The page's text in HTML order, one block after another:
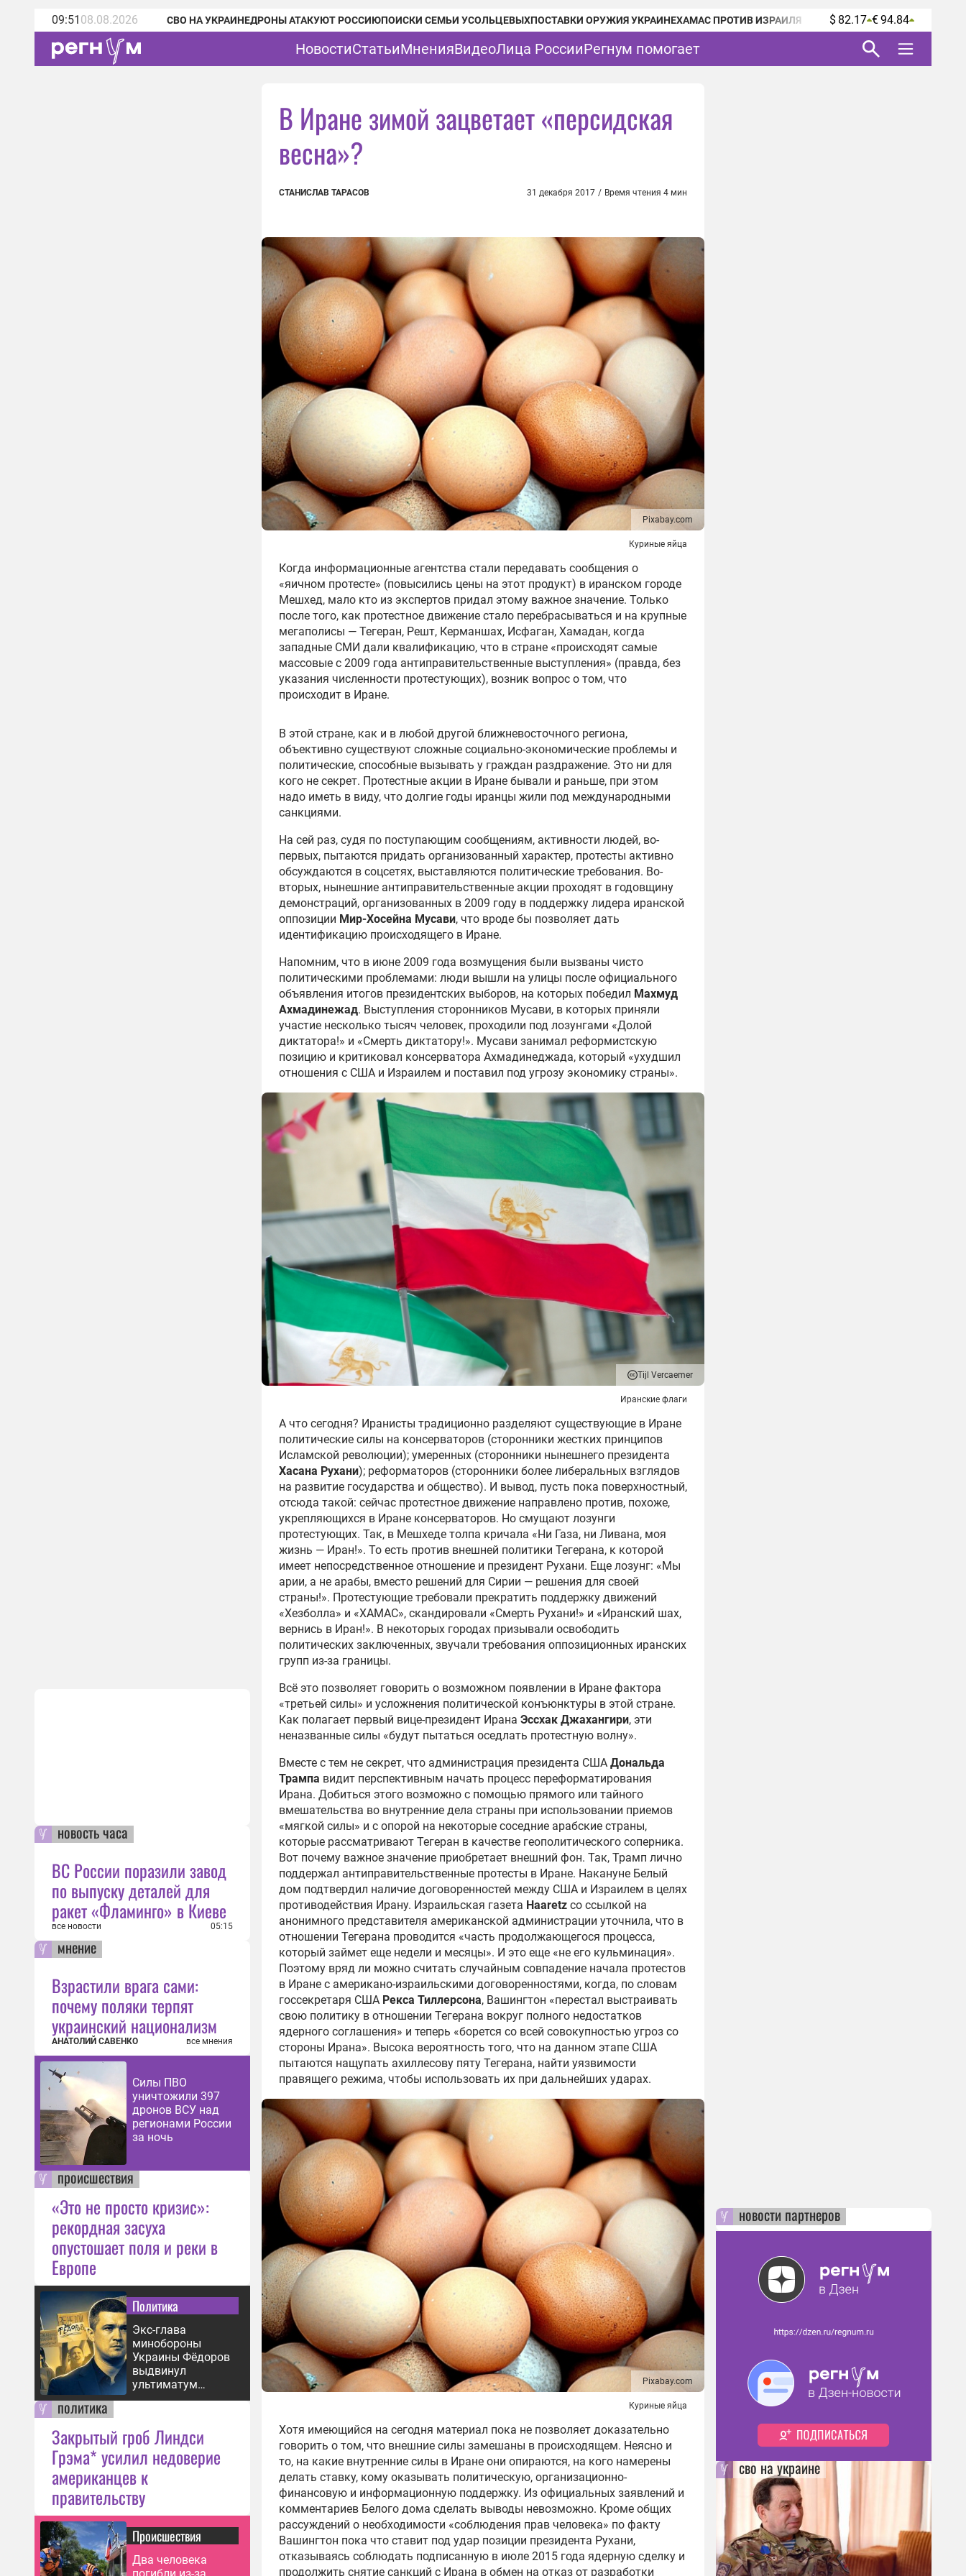
09:51 08.08.2026 СВО НА УКРАИНЕДРОНЫ АТАКУЮТ РОССИЮПОИСКИ СЕМЬИ УСОЛЬЦЕВЫХПОСТАВКИ ОРУЖИЯ УКРАИНЕХАМАС ПРОТИВ ИЗРАИЛЯ $ 82.17 € 94.84
НовостиСтатьиМненияВидеоЛица РоссииРегнум помогает
новость часа
ВС России поразили завод
по выпуску деталей для
ракет «Фламинго» в Киеве
все новости 05:15
мнение
Взрастили врага сами:
почему поляки терпят
украинский национализм
АНАТОЛИЙ САВЕНКО все мнения
Силы ПВО
уничтожили 397
дронов ВСУ над
регионами России
за ночь
происшествия
«Это не просто кризис»:
рекордная засуха
опустошает поля и реки в
Европе
Политика
Экс-глава
минобороны
Украины Фёдоров
выдвинул
ультиматум
Зеленскому
политика
Закрытый гроб Линдси
Грэма* усилил недоверие
американцев к
правительству
Происшествия
Два человека
В Иране зимой зацветает «персидская
весна»?
СТАНИСЛАВ ТАРАСОВ 31 декабря 2017 / Время чтения 4 мин
Pixabay.com
Куриные яйца
Когда информационные агентства стали передавать сообщения о
«яичном протесте» (повысились цены на этот продукт) в иранском городе
Мешхед, мало кто из экспертов придал этому важное значение. Только
после того, как протестное движение стало перебрасываться и на крупные
мегаполисы — Тегеран, Решт, Керманшах, Исфаган, Хамадан, когда
западные СМИ дали квалификацию, что в стране «происходят самые
массовые с 2009 года антиправительственные выступления» (правда, без
указания численности протестующих), возник вопрос о том, что
происходит в Иране.
В этой стране, как и в любой другой ближневосточного региона,
объективно существуют сложные социально-экономические проблемы и
политические, способные вызывать у граждан раздражение. Это ни для
кого не секрет. Протестные акции в Иране бывали и раньше, при этом
надо иметь в виду, что долгие годы иранцы жили под международными
санкциями.
На сей раз, судя по поступающим сообщениям, активности людей, во-
первых, пытаются придать организованный характер, протесты активно
обсуждаются в соцсетях, выставляются политические требования. Во-
вторых, нынешние антиправительственные акции проходят в годовщину
демонстраций, организованных в 2009 году в поддержку лидера иранской
оппозиции Мир-Хосейна Мусави, что вроде бы позволяет дать
идентификацию происходящего в Иране.
Напомним, что в июне 2009 года возмущения были вызваны чисто
политическими проблемами: люди вышли на улицы после официального
объявления итогов президентских выборов, на которых победил Махмуд
Ахмадинежад. Выступления сторонников Мусави, в которых приняли
участие несколько тысяч человек, проходили под лозунгами «Долой
диктатора!» и «Смерть диктатору!». Мусави занимал реформистскую
позицию и критиковал консерватора Ахмадинеджада, который «ухудшил
отношения с США и Израилем и поставил под угрозу экономику страны».
Tijl Vercaemer
Иранские флаги
А что сегодня? Иранисты традиционно разделяют существующие в Иране
политические силы на консерваторов (сторонники жестких принципов
Исламской революции); умеренных (сторонники нынешнего президента
Хасана Рухани); реформаторов (сторонники более либеральных взглядов
на развитие государства и общество). И вывод, пусть пока поверхностный,
отсюда такой: сейчас протестное движение направлено против, похоже,
укрепляющихся в Иране консерваторов. Но смущают лозунги
протестующих. Так, в Мешхеде толпа кричала «Ни Газа, ни Ливана, моя
жизнь — Иран!». То есть против внешней политики Тегерана, к которой
имеет непосредственное отношение и президент Рухани. Еще лозунг: «Мы
арии, а не арабы, вместо решений для Сирии — решения для своей
страны!». Протестующие требовали прекратить поддержку движений
«Хезболла» и «ХАМАС», скандировали «Смерть Рухани!» и «Иранский шах,
вернись в Иран!». В некоторых городах призывали освободить
политических заключенных, звучали требования оппозиционных иранских
групп из-за границы.
Всё это позволяет говорить о возможном появлении в Иране фактора
«третьей силы» и усложнения политической конъюнктуры в этой стране.
Как полагает первый вице-президент Ирана Эссхак Джахангири, эти
неназванные силы «будут пытаться оседлать протестную волну».
Вместе с тем не секрет, что администрация президента США Дональда
Трампа видит перспективным начать процесс переформатирования
Ирана. Добиться этого возможно с помощью прямого или тайного
вмешательства во внутренние дела страны при использовании приемов
«мягкой силы» и с опорой на некоторые соседние арабские страны,
которые рассматривают Тегеран в качестве геополитического соперника.
Вот почему важное значение приобретает внешний фон. Так, Трамп лично
поддержал антиправительственные протесты в Иране. Накануне Белый
дом подтвердил наличие договоренностей между США и Израилем в целях
противодействия Ирану. Израильская газета Haaretz со ссылкой на
анонимного представителя американской администрации уточнила, что в
отношении Тегерана проводится «часть продолжающегося процесса,
который займет еще недели и месяцы». И это еще «не его кульминация».
Поэтому вряд ли можно считать случайным совпадение начала протестов
в Иране с американо-израильскими договоренностями, когда, по словам
госсекретаря США Рекса Тиллерсона, Вашингтон «перестал выстраивать
свою политику в отношении Тегерана вокруг полного недостатков
ядерного соглашения» и теперь «борется со всей совокупностью угроз со
стороны Ирана». Высока вероятность того, что на данном этапе США
пытаются нащупать ахиллесову пяту Тегерана, найти уязвимости
правящего режима, чтобы использовать их при дальнейших ударах.
Pixabay.com
Куриные яйца
Хотя имеющийся на сегодня материал пока не позволяет доказательно
говорить о том, что внешние силы замешаны в происходящем. Неясно и
то, на какие внутренние силы в Иране они опираются, на кого намерены
делать ставку, кому оказывать политическую, организационно-
финансовую и информационную поддержку. Из официальных заявлений и
комментариев Белого дома сделать выводы невозможно. Кроме общих
рассуждений о необходимости «соблюдения прав человека» по факту
Вашингтон пока что ставит под удар позиции президента Рухани,
отказываясь соблюдать подписанную в июле 2015 года ядерную сделку и
продолжить снятие санкций с Ирана в обмен на отказ от разработки
новости партнеров
сво на украине